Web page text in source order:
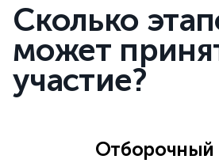
Сколько
может
участие?
Отборочный